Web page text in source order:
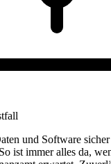
und Software sicher
ist immer alles da,